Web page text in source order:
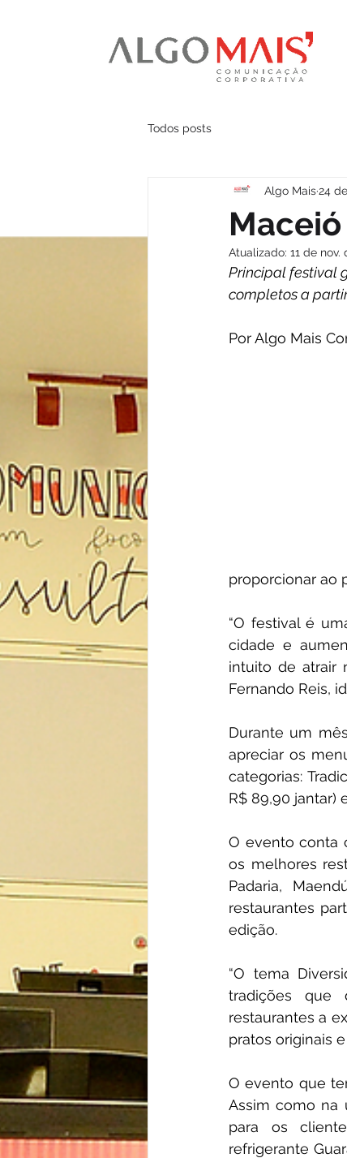
Todos posts
Algo Mais24
Atualizado: 11 de nov.
Principal festival
completos a
Por Algo Mais
proporcionar ao
“O festival é
cidade e
intuito de atrair
Fernando Reis,
Durante um
apreciar os
categorias:
R$ 89,90 jantar)
O evento conta
os melhores
Padaria,
restaurantes
edição.
“O tema
tradições que
restaurantes a
pratos originais
O evento que
Assim como na
para os
refrigerante